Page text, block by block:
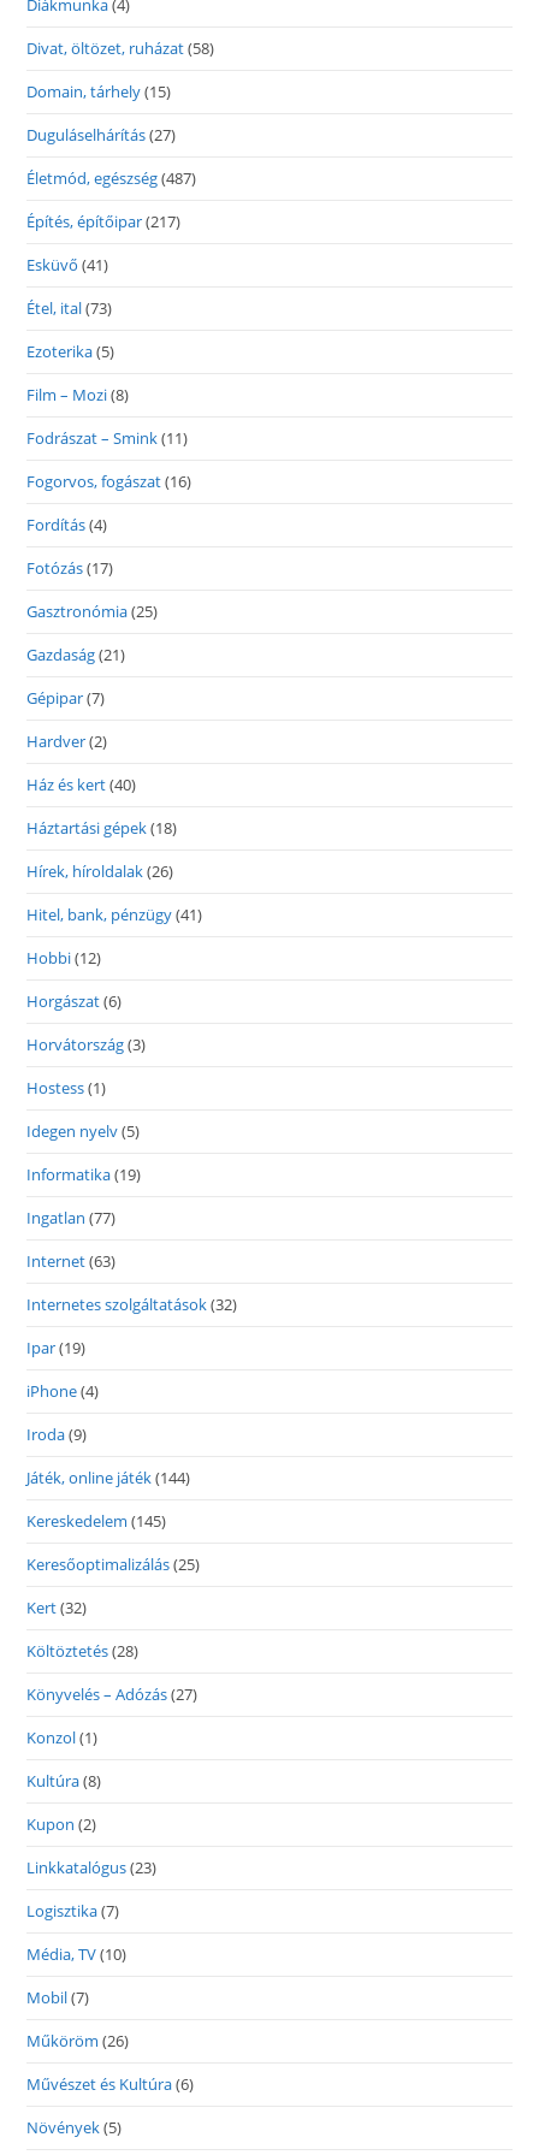
Diákmunka(4)
Divat, öltözet, ruházat(58)
Domain, tárhely(15)
Duguláselhárítás(27)
Életmód, egészség(487)
Építés, építőipar(217)
Esküvő (41)
Étel, ital(73)
Ezoterika(5)
Film – Mozi(8)
Fodrászat – Smink(11)
Fogorvos, fogászat(16)
Fordítás(4)
Fotózás(17)
Gasztronómia(25)
Gazdaság(21)
Gépipar(7)
Hardver(2)
Ház és kert(40)
Háztartási gépek(18)
Hírek, híroldalak(26)
Hitel, bank, pénzügy(41)
Hobbi(12)
Horgászat(6)
Horvátország(3)
Hostess(1)
Idegen nyelv(5)
Informatika(19)
Ingatlan (77)
Internet(63)
Internetes szolgáltatások(32)
Ipar(19)
iPhone(4)
Iroda(9)
Játék, online játék(144)
Kereskedelem (145)
Keresőoptimalizálás(25)
Kert(32)
Költöztetés(28)
Könyvelés – Adózás(27)
Konzol(1)
Kultúra(8)
Kupon (2)
Linkkatalógus(23)
Logisztika(7)
Média, TV(10)
Mobil(7)
Műköröm (26)
Művészet és Kultúra(6)
Növények(5)